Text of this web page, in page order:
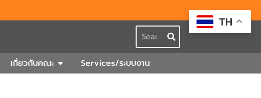
Search
บุคลากร
เกี่ยวกับคณะ Open เกี่ยวกับคณะ
Services/ระบบงาน
TH